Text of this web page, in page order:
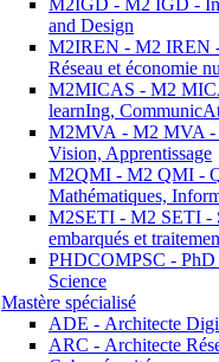
M2IGD - M2 IGD -
and Design
M2IREN - M2 IREN
Réseau et économie
M2MICAS - M2
learnIng,
M2MVA - M2 MVA -
Vision, Apprentissage
M2QMI - M2 QMI -
Mathématiques,
M2SETI - M2 SETI -
embarqués et
PHDCOMPSC - PhD
Science
Mastère spécialisé
ADE - Architecte
ARC - Architecte